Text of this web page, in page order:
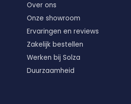
Over ons
Onze showroom
Ervaringen en reviews
Zakelijk bestellen
Werken bij Solza
Duurzaamheid